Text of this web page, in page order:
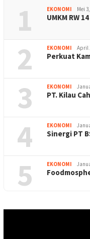
1 EKONOMI Mei
UMKM RW
2 EKONOMI April
Perkuat
3 EKONOMI
PT. Kilau
4 EKONOMI
Sinergi PT
5 EKONOMI